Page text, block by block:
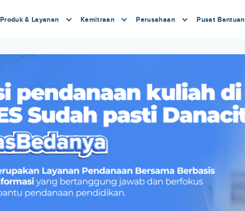
Produk & Layanan Kemitraan Perusahaan Pusat Bantuan